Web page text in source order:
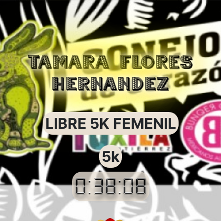
TAMARA FLORES
HERNANDEZ
LIBRE 5K FEMENIL
5k
0:38:08